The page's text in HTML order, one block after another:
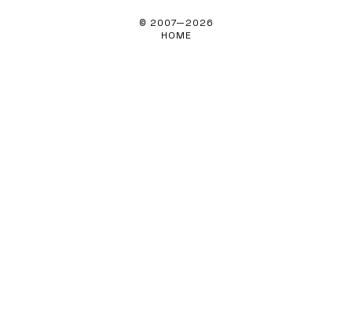
© 2007—2026
HOME